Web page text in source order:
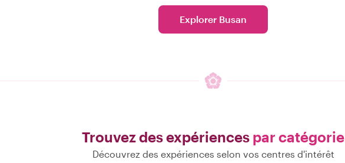
Explorer Busan
Trouvez des expériences par catégorie
Découvrez des expériences selon vos centres d'intérêt